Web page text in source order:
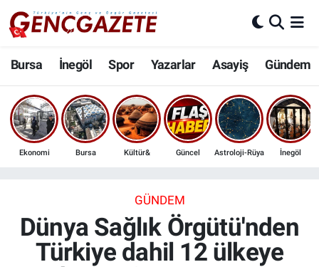
Bursa İnegöl Spor Yazarlar Asayiş Gündem
Ekonomi Bursa Kültür& Güncel Astroloji-Rüya İnegöl
GÜNDEM
Dünya Sağlık Örgütü'nden
Türkiye dahil 12 ülkeye
Bursa
İnegöl
3.SAYFA
Ekonomi
Nöbetçi Eczaneler
Hava Durumu
Trafik Durumu
Son Dakika Haberleri